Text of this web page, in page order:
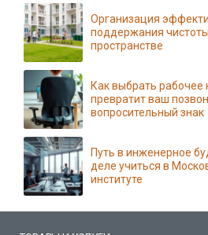
Организация
поддержания
пространстве
Как выбрать рабочее
превратит ваш
вопросительный знак
Путь в инженерное
деле учиться в
институте